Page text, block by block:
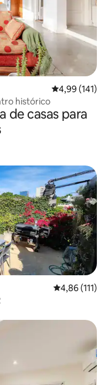
4,99 de uma
4,99 (141)
histórico
de casas para
4,86 de uma
4,86 (111)